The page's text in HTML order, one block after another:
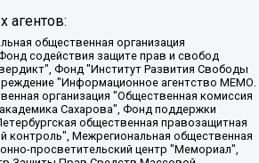
агентов:
Ирина Николаевна, Мароховская Алеся Алексеевна, Шлейнов Роман Юрьевич, Шмагун Олеся Валентиновна, Общество с ограниченной ответственностью "Альтаир 2021", Общество с ограниченной ответственностью "Вега 2021", Общество с ограниченной ответственностью "Главный редактор 2021", Общество с ограниченной ответственностью "Ромашки монолит", Важенков Артем Валерьевич, Ивановская областная общественная организация "Центр гендерных исследований", Гурман Юрий Альбертович, Медиапроект "ОВД-Инфо", Егоров Владимир Владимирович, Жилинский Владимир Александрович, Общество с ограниченной ответственностью "ЗП", Иванова София Юрьевна, Карезина Инна Павловна, Кильтау Екатерина Викторовна, Петров Алексей Викторович, Пискунов Сергей Евгеньевич, Смирнов Сергей Сергеевич, Тихонов Михаил Сергеевич, Общество с ограниченной ответственностью "ЖУРНАЛИСТ-ИНОСТРАННЫЙ АГЕНТ", Арапова Галина Юрьевна, Вольтская Татьяна Анатольевна, Американская компания "Mason G.E.S. Anonymous Foundation" (США), являющаяся владельцем интернет-издания https://mnews.world/, Компания "Stichting Bellingcat", зарегистрированная в Нидерландах (дата регистрации 11.07.2018), Захаров Андрей Вячеславович, Клепиковская Екатерина Дмитриевна, Общество с ограниченной ответственностью "МЕМО", Перл Роман Александрович, Симонов Евгений Алексеевич, Соловьева Елена Анатольевна, Сотников Даниил Владимирович, Сурначева Елизавета Дмитриевна, Автономная некоммерческая организация по защите прав человека и информированию населения "Якутия – Наше Мнение", Общество с ограниченной ответственностью "Москоу диджитал медиа", с 26.01.2023 Общество с ограниченной ответственностью "Чайка Белые сады", Ветошкина Валерия Валерьевна, Заговора Максим Александрович, Межрегиональное общественное движение "Российская ЛГБТ - сеть", Оленичев Максим Владимирович, Павлов Иван Юрьевич, Скворцова Елена Сергеевна, Общество с ограниченной ответственностью "Как бы инагент", Кочетков Игорь Викторович, Общество с ограниченной ответственностью "Честные выборы", Еланчик Олег Александрович, Общество с ограниченной ответственностью "Нобелевский призыв", Гималова Регина Эмилевна, Григорьев Андрей Валерьевич, Григорьева Алина Александровна, Ассоциация по содействию защите прав призывников, альтернативнослужащих и военнослужащих "Правозащитная группа "Гражданин.Армия.Право", Хисамова Регина Фаритовна, Автономная некоммерческая организация по реализации социально-правовых программ "Лилит", Дальневосточное общественное движение "Маяк", Санкт-Петербургская ЛГБТ-инициативная группа "Выход", Инициативная группа ЛГБТ+ "Реверс", Алексеев Андрей Викторович, Бекбулатова Таисия Львовна, Беляев Иван Михайлович, Владыкина Елена Сергеевна, Гельман Марат Александрович, Никульшина Вероника Юрьевна, Толоконникова Надежда Андреевна, Шендерович Виктор Анатольевич, Общество с ограниченной ответственностью "Данное сообщение", Общество с ограниченной ответственностью Издательский дом "Новая глава", Айнбиндер Александра Александровна, Московский комьюнити-центр для ЛГБТ+инициатив, Благотворительный фонд развития филантропии, Deutsche Welle (Германия, Kurt-Schumacher-Strasse 3, 53113 Bonn), Борзунова Мария Михайловна, Воробьев Виктор Викторович, Голубева Анна Львовна, Константинова Алла Михайловна, Малкова Ирина Владимировна, Мурадов Мурад Абдулгалимович, Осетинская Елизавета Николаевна, Понасенков Евгений Николаевич, Ганапольский Матвей Юрьевич, Киселев Евгений Алексеевич, Борухович Ирина Григорьевна, Дремин Иван Тимофеевич, Дубровский Дмитрий Викторович, Красноярская региональная общественная организация поддержки и развития альтернативных образовательных технологий и межкультурных коммуникаций "ИНТЕРРА", Маяковская Екатерина Алексеевна, Фейгин Марк Захарович, Филимонов Андрей Викторович, Дзугкоева Регина Николаевна, Доброхотов Роман Александрович, Дудь Юрий Александрович, Елкин Сергей Владимирович, Кругликов Кирилл Игоревич, Сабунаева Мария Леонидовна, Семенов Алексей Владимирович, Шаинян Карен Багратович, Шульман Екатерина Михайловна, Асафьев Артур Валерьевич, Вахштайн Виктор Семенович, Венедиктов Алексей Алексеевич, Лушникова Екатерина Евгеньевна, Волков Леонид Михайлович, Невзоров Александр Глебович, Пархоменко Сергей Борисович, Сироткин Ярослав Николаевич, Кара-Мурза Владимир Владимирович, Баранова Наталья Владимировна, Гозман Леонид Яковлевич, Кагарлицкий Борис Юльевич, Климарев Михаил Валерьевич, Милов Владимир Станиславович, Автономная некоммерческая организация Краснодарский центр современного искусства "Типография", Моргенштерн Алишер Тагирович, Соболь Любовь Эдуардовна, Общество с ограниченной ответственностью "ЛИЗА НОРМ", Каспаров Гарри Кимович, Ходорковский Михаил Борисович, Общество с ограниченной ответственностью "Апрельские тезисы", Данилович Ирина Брониславовна, Кашин Олег Владимирович, Петров Николай Владимирович, Пивоваров Алексей Владимирович, Соколов Михаил Владимирович, Цветкова Юлия Владимировна, Чичваркин Евгений Александрович, Комитет против пыток/Команда против пыток, Общество с ограниченной ответственностью "Первый научный", Общество с ограниченной ответственностью "Вертолет и ко", Белоцерковская Вероника Борисовна, Кац Максим Евгеньевич, Лазарева Татьяна Юрьевна, Шаведдинов Руслан Табризович, Яшин Илья Валерьевич, Общество с ограниченной ответственностью "Иноагент ААВ", Алешковский Дмитрий Петрович, Альбац Евгения Марковна, Быков Дмитрий Львович, Галямина Юлия Евгеньевна, Лойко Сергей Леонидович, Мартынов Кирилл Константинович, Медведев Сергей Александрович, Крашенинников Федор Геннадиевич, Гордеева Катерина Вл